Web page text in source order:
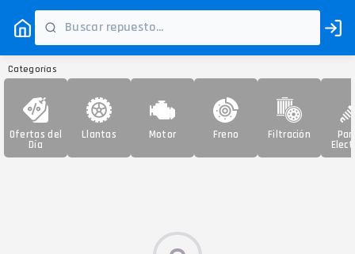
Categorías
Ofertas del
Día
Llantas Motor Freno Filtración